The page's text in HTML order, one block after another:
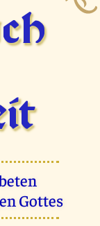
Gottes